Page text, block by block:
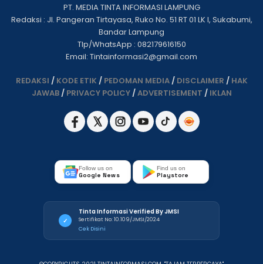
PT. MEDIA TINTA INFORMASI LAMPUNG
Redaksi : Jl. Pangeran Tirtayasa, Ruko No. 51 RT 01 LK I, Sukabumi,
Bandar Lampung
Tlp/WhatsApp : 082179616150
Email: Tintainformasi2@gmail.com
REDAKSI / KODE ETIK / PEDOMAN MEDIA/ DISCLAIMER / HAK
JAWAB/ PRIVACY POLICY/ADVERTISEMENT / IKLAN
Follow us on
Google News
Find us on
Playstore
✓
Tinta Informasi Verified By JMSI
Sertifikat No: 10.109/JMSI/2024
Cek Disini